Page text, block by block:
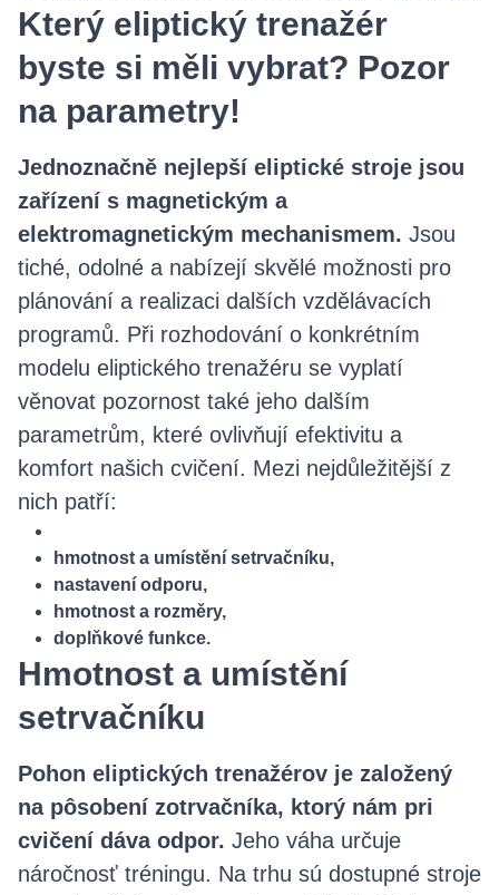
Který eliptický trenažér
byste si měli vybrat? Pozor
na parametry!
Jednoznačně nejlepší eliptické stroje jsou
zařízení s magnetickým a
elektromagnetickým mechanismem. Jsou
tiché, odolné a nabízejí skvělé možnosti pro
plánování a realizaci dalších vzdělávacích
programů. Při rozhodování o konkrétním
modelu eliptického trenažéru se vyplatí
věnovat pozornost také jeho dalším
parametrům, které ovlivňují efektivitu a
komfort našich cvičení. Mezi nejdůležitější z
nich patří:
hmotnost a umístění setrvačníku,
nastavení odporu,
hmotnost a rozměry,
doplňkové funkce.
Hmotnost a umístění
setrvačníku
Pohon eliptických trenažérov je založený
na pôsobení zotrvačníka, ktorý nám pri
cvičení dáva odpor. Jeho váha určuje
náročnosť tréningu. Na trhu sú dostupné stroje